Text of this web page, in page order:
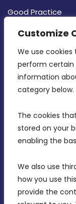
Customize
We use
perform certain
information
category below.
The cookies
stored on your
enabling the
We also use
how you use
provide the
Good Practice
Strategy
CONTACT
MDIA,
Birkirkara,
(356) 21
Office